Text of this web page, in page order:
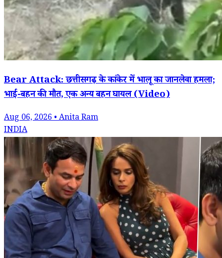
Bear Attack: छत्तीसगढ़ के कांकेर में भालू का जानलेवा हमला;
भाई-बहन की मौत, एक अन्य बहन घायल (Video)
Aug 06, 2026 • Anita Ram
INDIA